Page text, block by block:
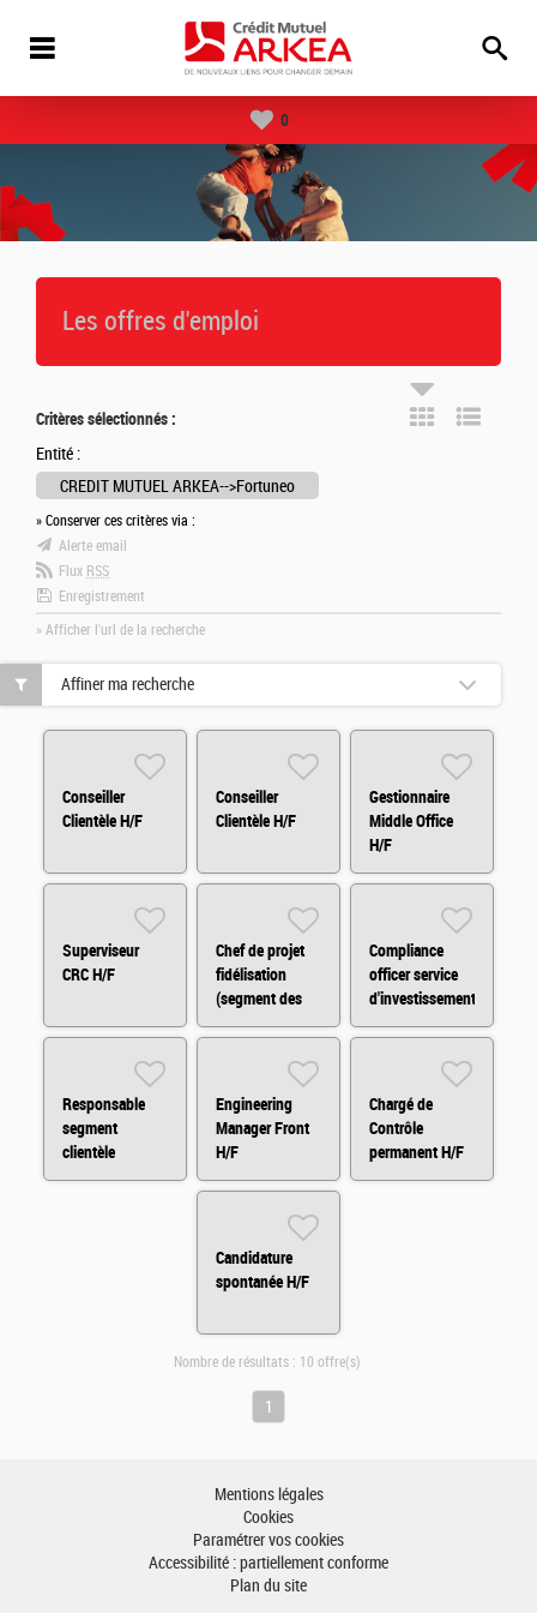
0
Les offres d'emploi
Critères sélectionnés :
Entité :
CREDIT MUTUEL ARKEA-->Fortuneo
» Conserver ces critères via :
Alerte email
Flux RSS
Enregistrement
» Afficher l'url de la recherche
Conseiller
Clientèle H/F
Conseiller
Clientèle H/F
Gestionnaire
Middle Office
H/F
Superviseur
CRC H/F
Chef de projet
fidélisation
(segment des
indépendants)
Compliance
officer service
d'investissement
H/F
Responsable
segment
clientèle
patrimoniale H/F
Engineering
Manager Front
H/F
Chargé de
Contrôle
permanent H/F
H/F
Candidature
spontanée H/F
Affiner ma recherche
Nombre de résultats : 10 offre(s)
1
Mentions légales
Cookies
Paramétrer vos cookies
Accessibilité : partiellement conforme
Plan du site